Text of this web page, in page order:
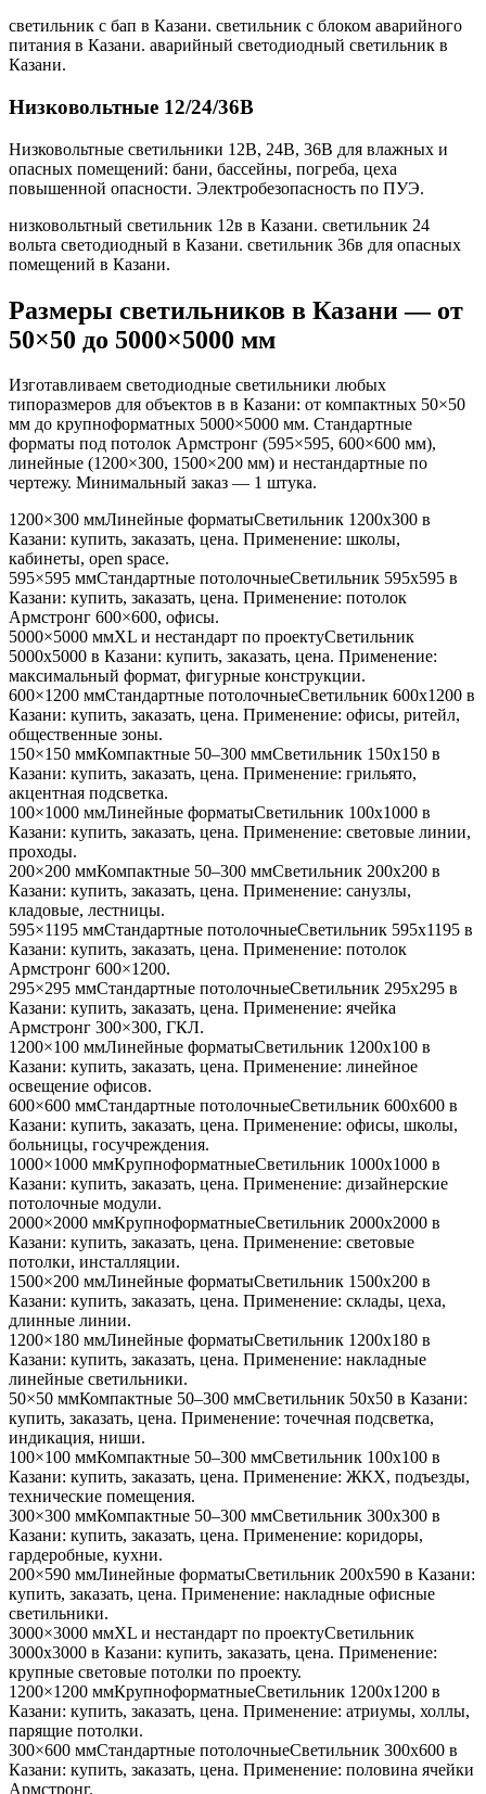
светильник с бап в Казани. светильник с блоком аварийного
питания в Казани. аварийный светодиодный светильник в
Казани.
Низковольтные 12/24/36В
Низковольтные светильники 12В, 24В, 36В для влажных и
опасных помещений: бани, бассейны, погреба, цеха
повышенной опасности. Электробезопасность по ПУЭ.
низковольтный светильник 12в в Казани. светильник 24
вольта светодиодный в Казани. светильник 36в для опасных
помещений в Казани.
Размеры светильников в Казани— от
50×50 до 5000×5000 мм
Изготавливаем светодиодные светильники любых
типоразмеров для объектов в в Казани: от компактных 50×50
мм до крупноформатных 5000×5000 мм. Стандартные
форматы под потолок Армстронг (595×595, 600×600 мм),
линейные (1200×300, 1500×200 мм) и нестандартные по
чертежу. Минимальный заказ — 1 штука.
1200×300 ммЛинейные форматыСветильник 1200x300 в
Казани: купить, заказать, цена. Применение: школы,
кабинеты, open space.
595×595 ммСтандартные потолочныеСветильник 595x595 в
Казани: купить, заказать, цена. Применение: потолок
Армстронг 600×600, офисы.
5000×5000 ммXL и нестандарт по проектуСветильник
5000x5000 в Казани: купить, заказать, цена. Применение:
максимальный формат, фигурные конструкции.
600×1200 ммСтандартные потолочныеСветильник 600x1200 в
Казани: купить, заказать, цена. Применение: офисы, ритейл,
общественные зоны.
150×150 ммКомпактные 50–300 ммСветильник 150x150 в
Казани: купить, заказать, цена. Применение: грильято,
акцентная подсветка.
100×1000 ммЛинейные форматыСветильник 100x1000 в
Казани: купить, заказать, цена. Применение: световые линии,
проходы.
200×200 ммКомпактные 50–300 ммСветильник 200x200 в
Казани: купить, заказать, цена. Применение: санузлы,
кладовые, лестницы.
595×1195 ммСтандартные потолочныеСветильник 595x1195 в
Казани: купить, заказать, цена. Применение: потолок
Армстронг 600×1200.
295×295 ммСтандартные потолочныеСветильник 295x295 в
Казани: купить, заказать, цена. Применение: ячейка
Армстронг 300×300, ГКЛ.
1200×100 ммЛинейные форматыСветильник 1200x100 в
Казани: купить, заказать, цена. Применение: линейное
освещение офисов.
600×600 ммСтандартные потолочныеСветильник 600x600 в
Казани: купить, заказать, цена. Применение: офисы, школы,
больницы, госучреждения.
1000×1000 ммКрупноформатныеСветильник 1000x1000 в
Казани: купить, заказать, цена. Применение: дизайнерские
потолочные модули.
2000×2000 ммКрупноформатныеСветильник 2000x2000 в
Казани: купить, заказать, цена. Применение: световые
потолки, инсталляции.
1500×200 ммЛинейные форматыСветильник 1500x200 в
Казани: купить, заказать, цена. Применение: склады, цеха,
длинные линии.
1200×180 ммЛинейные форматыСветильник 1200x180 в
Казани: купить, заказать, цена. Применение: накладные
линейные светильники.
50×50 ммКомпактные 50–300 ммСветильник 50x50 в Казани:
купить, заказать, цена. Применение: точечная подсветка,
индикация, ниши.
100×100 ммКомпактные 50–300 ммСветильник 100x100 в
Казани: купить, заказать, цена. Применение: ЖКХ, подъезды,
технические помещения.
300×300 ммКомпактные 50–300 ммСветильник 300x300 в
Казани: купить, заказать, цена. Применение: коридоры,
гардеробные, кухни.
200×590 ммЛинейные форматыСветильник 200x590 в Казани:
купить, заказать, цена. Применение: накладные офисные
светильники.
3000×3000 ммXL и нестандарт по проектуСветильник
3000x3000 в Казани: купить, заказать, цена. Применение:
крупные световые потолки по проекту.
1200×1200 ммКрупноформатныеСветильник 1200x1200 в
Казани: купить, заказать, цена. Применение: атриумы, холлы,
парящие потолки.
300×600 ммСтандартные потолочныеСветильник 300x600 в
Казани: купить, заказать, цена. Применение: половина ячейки
Армстронг.